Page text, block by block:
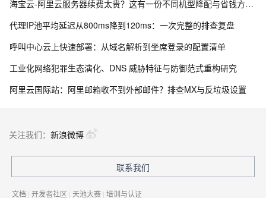
海宝云-阿里云服务器续费太贵？这有一份不同机型降配与省钱方案的“榨干”测评！
代理IP池平均延迟从800ms降到120ms：一次完整的排查复盘
呼叫中心云上快速部署：从域名解析到坐席登录的配置清单
工业化网络犯罪生态演化、DNS 威胁特征与防御范式重构研究
阿里云国际站：阿里邮箱收不到外部邮件？排查MX与反垃圾设置
关注我们： 新浪微博
联系我们
文档 | 开发者社区 | 天池大赛 | 培训与认证